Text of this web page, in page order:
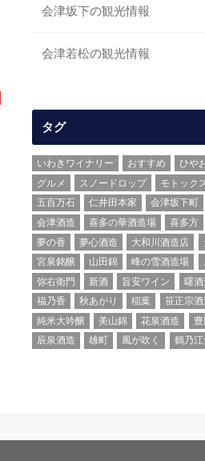
会津坂下の観光情報
会津若松の観光情報
タグ
いわきワイナリー おすすめ ひや
グルメ
スノードロップ モトック
五百万石
仁井田本家 会津坂下町
会津酒造
喜多の華酒造場 喜多方
夢の香
夢心酒造 大和川酒造店
宮泉銘醸
山田錦 峰の雪酒造場
弥右衛門
新酒 旨安ワイン 曙酒
福乃香
秋あがり 稲葉 笹正宗酒
純米大吟醸
美山錦 花泉酒造
辰泉酒造
雄町 風が吹く 鶴乃江